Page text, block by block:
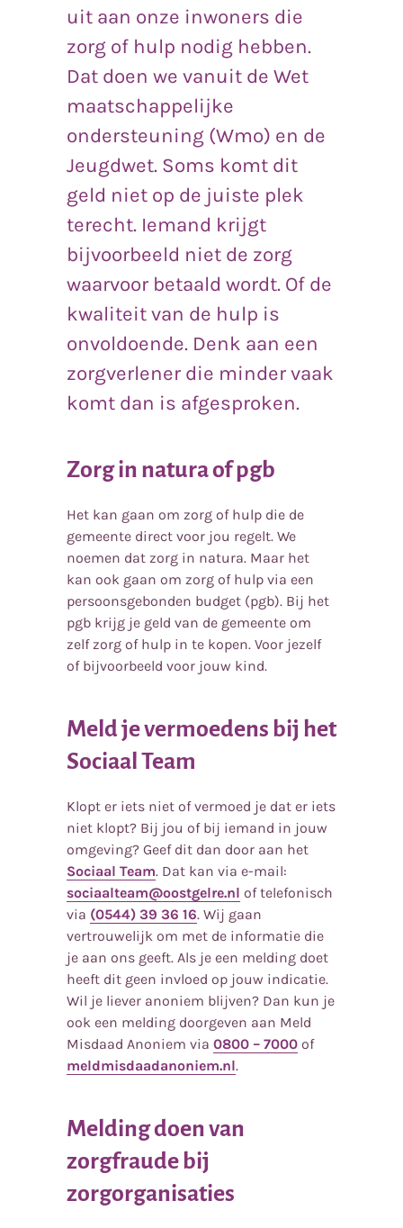
uit aan onze inwoners die
zorg of hulp nodig hebben.
Dat doen we vanuit de Wet
maatschappelijke
ondersteuning (Wmo) en de
Jeugdwet. Soms komt dit
geld niet op de juiste plek
terecht. Iemand krijgt
bijvoorbeeld niet de zorg
waarvoor betaald wordt. Of de
kwaliteit van de hulp is
onvoldoende. Denk aan een
zorgverlener die minder vaak
komt dan is afgesproken.
Zorg in natura of pgb
Het kan gaan om zorg of hulp die de
gemeente direct voor jou regelt. We
noemen dat zorg in natura. Maar het
kan ook gaan om zorg of hulp via een
persoonsgebonden budget (pgb). Bij het
pgb krijg je geld van de gemeente om
zelf zorg of hulp in te kopen. Voor jezelf
of bijvoorbeeld voor jouw kind.
Meld je vermoedens bij het
Sociaal Team
Klopt er iets niet of vermoed je dat er iets
niet klopt? Bij jou of bij iemand in jouw
omgeving? Geef dit dan door aan het
Sociaal Team. Dat kan via e-mail:
sociaalteam@oostgelre.nl of telefonisch
via (0544) 39 36 16. Wij gaan
vertrouwelijk om met de informatie die
je aan ons geeft. Als je een melding doet
heeft dit geen invloed op jouw indicatie.
Wil je liever anoniem blijven? Dan kun je
ook een melding doorgeven aan Meld
Misdaad Anoniem via 0800 – 7000 of
meldmisdaadanoniem.nl.
Melding doen van
zorgfraude bij
zorgorganisaties